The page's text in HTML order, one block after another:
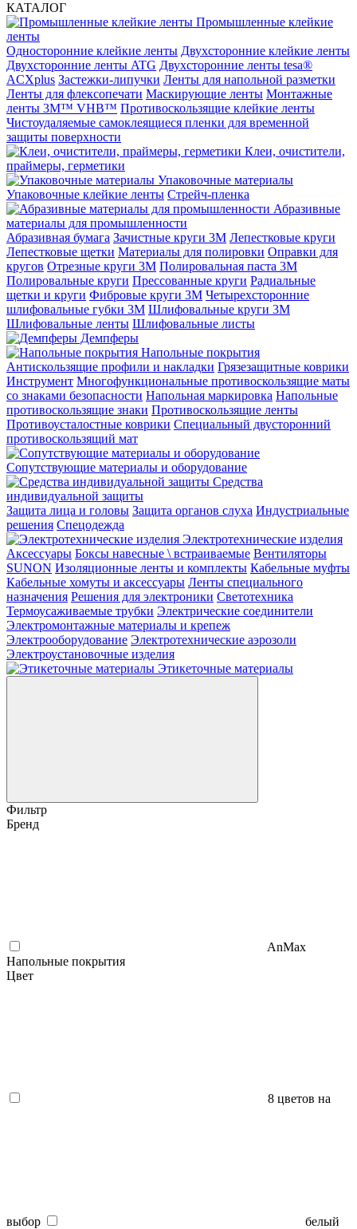
КАТАЛОГ
Промышленные клейкие
ленты
Односторонние клейкие ленты Двухсторонние клейкие ленты
Двухсторонние ленты ATG Двухсторонние ленты tesa®
ACXplus Застежки-липучки Ленты для напольной разметки
Ленты для флексопечати Маскирующие ленты Монтажные
ленты 3M™ VHB™ Противоскользящие клейкие ленты
Чистоудаляемые самоклеящиеся пленки для временной
защиты поверхности
Клеи, очистители,
праймеры, герметики
Упаковочные материалы
Упаковочные клейкие ленты Стрейч-пленка
Абразивные
материалы для промышленности
Абразивная бумага Зачистные круги 3М Лепестковые круги
Лепестковые щетки Материалы для полировки Оправки для
кругов Отрезные круги 3М Полировальная паста 3М
Полировальные круги Прессованные круги Радиальные
щетки и круги Фибровые круги 3М Четырехсторонние
шлифовальные губки 3M Шлифовальные круги 3М
Шлифовальные ленты Шлифовальные листы
Демпферы
Напольные покрытия
Aнтискользящие профили и накладки Грязезащитные коврики
Инструмент Многофункциональные противоскользящие маты
со знаками безопасности Напольная маркировка Напольные
противоскользящие знаки Противоскользящие ленты
Противоусталостные коврики Специальный двусторонний
противоскользящий мат
Сопутствующие материалы и оборудование
Средства
индивидуальной защиты
Защита лица и головы Защита органов слуха Индустриальные
решения Спецодежда
Электротехнические изделия
Аксессуары Боксы навесные \ встраиваемые Вентиляторы
SUNON Изоляционные ленты и комплекты Кабельные муфты
Кабельные хомуты и аксессуары Ленты специального
назначения Решения для электроники Светотехника
Термоусаживаемые трубки Электрические соединители
Электромонтажные материалы и крепеж
Электрооборудование Электротехнические аэрозоли
Электроустановочные изделия
Этикеточные материалы
Фильтр
Бренд
AnMax
Напольные покрытия
Цвет
8 цветов на
выбор белый